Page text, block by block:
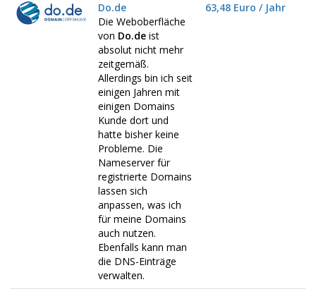
Do.de
Die Weboberfläche
von Do.de ist
absolut nicht mehr
zeitgemäß.
Allerdings bin ich seit
einigen Jahren mit
einigen Domains
Kunde dort und
hatte bisher keine
Probleme. Die
Nameserver für
registrierte Domains
lassen sich
anpassen, was ich
für meine Domains
auch nutzen.
Ebenfalls kann man
die DNS-Einträge
verwalten.
63,48 Euro / Jahr